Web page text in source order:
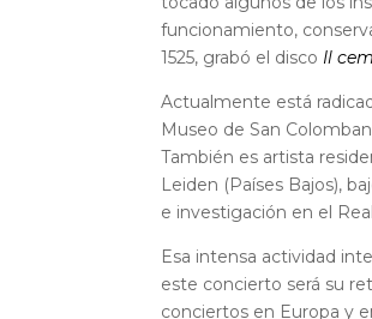
funcionamiento,
1525, grabó el disco Il
Actualmente está
Museo de San
También es artista
Leiden (Países Bajos),
e investigación en el
Esa intensa actividad
este concierto será su
conciertos en Europa y